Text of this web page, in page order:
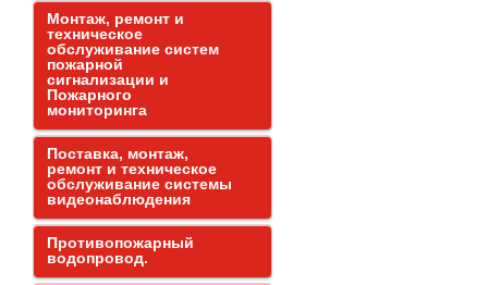
Монтаж, ремонт и
техническое
обслуживание систем
пожарной
сигнализации и
Пожарного
мониторинга
Поставка, монтаж,
ремонт и техническое
обслуживание системы
видеонаблюдения
Противопожарный
водопровод.